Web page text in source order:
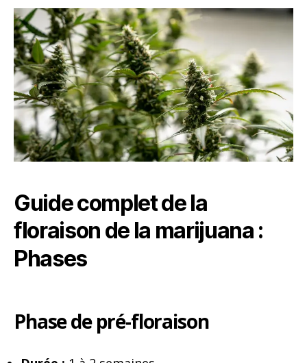
Guide complet de la
floraison de la marijuana :
Phases
Phase de pré-floraison